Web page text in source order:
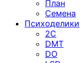
План
Семена
Психоделики
2C
DMT
DO